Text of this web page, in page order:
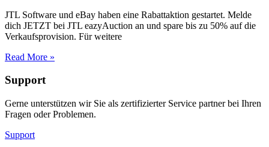
JTL Software und eBay haben eine Rabattaktion gestartet. Melde
dich JETZT bei JTL eazyAuction an und spare bis zu 50% auf die
Verkaufsprovision. Für weitere
Read More »
Support
Gerne unterstützen wir Sie als zertifizierter Service partner bei Ihren
Fragen oder Problemen.
Support